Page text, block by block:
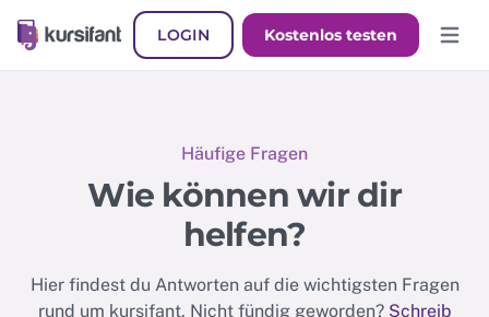
LOGIN Kostenlos testen
Häufige Fragen
Wie können wir dir
helfen?
Hier findest du Antworten auf die wichtigsten Fragen
rund um kursifant. Nicht fündig geworden? Schreib